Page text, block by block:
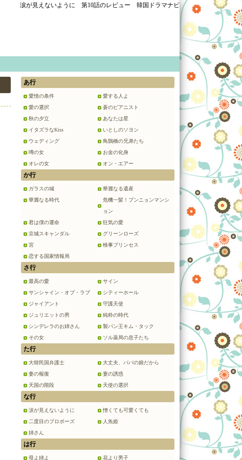
涙が見えないように 第10話のレビュー 韓国ドラマナビ
あ行
愛情の条件
愛する人よ
愛の選択
蒼のピアニスト
秋の夕立
あなたは星
イタズラなKiss
いとしのソヨン
ウェディング
鳥鵲橋の兄弟たち
噂の女
お金の化身
オレの女
オン・エアー
か行
ガラスの城
華麗なる遺産
華麗なる時代
危機一髪！プンニョンマンシ
ョン
君は僕の運命
狂気の愛
京城スキャンダル
グリーンローズ
宮
検事プリンセス
恋する国家情報局
さ行
最高の愛
サイン
サンシャイン・オブ・ラブ
シティーホール
ジャイアント
守護天使
ジュリエットの男
純粋の時代
シンデレラのお姉さん
製パン王キム・タック
その女
ソル薬局の息子たち
た行
大韓民国弁護士
大丈夫、パパの娘だから
妻の報復
妻の誘惑
天国の階段
天使の選択
な行
涙が見えないように
憎くても可愛くても
二度目のプロポーズ
人魚姫
姉さん
は行
母よ姉よ
花より男子